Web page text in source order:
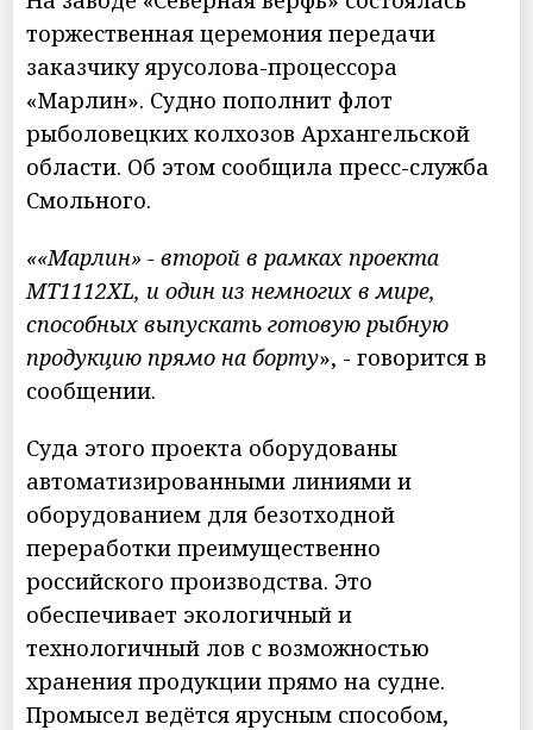
торжественная церемония передачи
заказчику ярусолова-процессора
«Марлин». Судно пополнит флот
рыболовецких колхозов Архангельской
области. Об этом сообщила пресс-служба
Смольного.
««Марлин» - второй в рамках проекта
MT1112XL, и один из немногих в мире,
способных выпускать готовую рыбную
продукцию прямо на борту», - говорится в
сообщении.
Суда этого проекта оборудованы
автоматизированными линиями и
оборудованием для безотходной
переработки преимущественно
российского производства. Это
обеспечивает экологичный и
технологичный лов с возможностью
хранения продукции прямо на судне.
Промысел ведётся ярусным способом,